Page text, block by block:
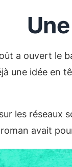
a ouvert le
une idée en
les réseaux
avait